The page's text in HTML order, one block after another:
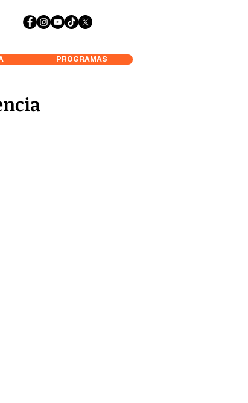
PROGRAMAS